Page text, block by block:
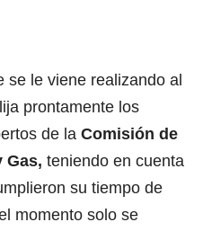
se le viene realizando al
prontamente los
de la Comisión de
Gas, teniendo en cuenta
su tiempo de
momento solo se